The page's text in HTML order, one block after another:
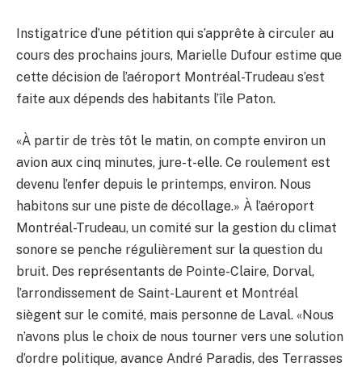
Instigatrice d’une pétition qui s’apprête à circuler au
cours des prochains jours, Marielle Dufour estime que
cette décision de l’aéroport Montréal-Trudeau s’est
faite aux dépends des habitants l’île Paton.
«À partir de très tôt le matin, on compte environ un
avion aux cinq minutes, jure-t-elle. Ce roulement est
devenu l’enfer depuis le printemps, environ. Nous
habitons sur une piste de décollage.» À l’aéroport
Montréal-Trudeau, un comité sur la gestion du climat
sonore se penche régulièrement sur la question du
bruit. Des représentants de Pointe-Claire, Dorval,
l’arrondissement de Saint-Laurent et Montréal
siègent sur le comité, mais personne de Laval. «Nous
n’avons plus le choix de nous tourner vers une solution
d’ordre politique, avance André Paradis, des Terrasses